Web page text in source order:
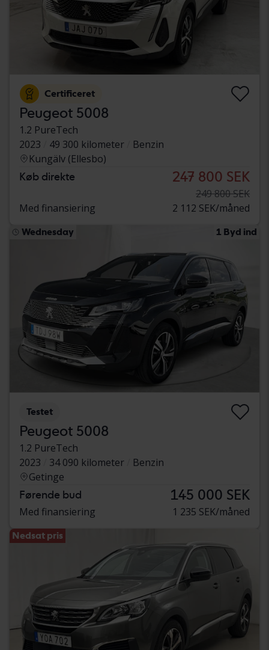
Certificeret
Peugeot 5008
1.2 PureTech
2023
49 300 kilometer
Benzin
Kungälv (Ellesbo)
Køb direkte 247 800 SEK
249 800 SEK
Med finansiering
2 112 SEK/måned
Wednesday 1 Byd ind
Testet
Peugeot 5008
1.2 PureTech
2023
34 090 kilometer
Benzin
Getinge
Førende bud 145 000 SEK
Med finansiering 1 235 SEK/måned
Nedsat pris